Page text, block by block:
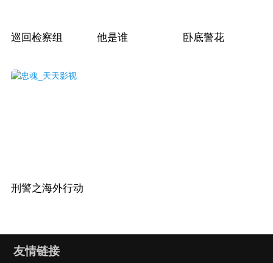
巡回检察组 他是谁 卧底警花
刑警之海外行动
友情链接